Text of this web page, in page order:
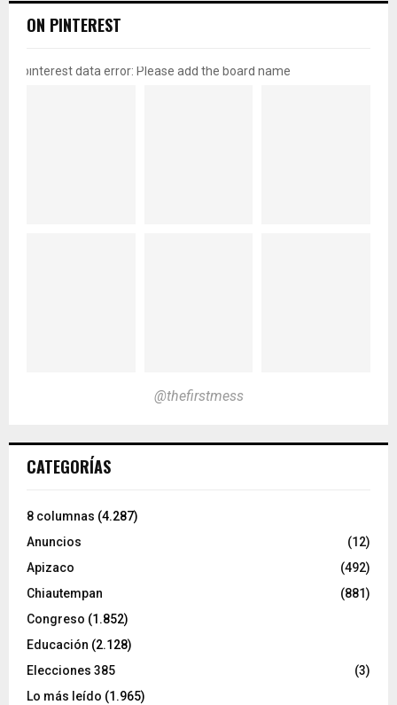
ON PINTEREST
pinterest data error: Please add the board name
@thefirstmess
CATEGORÍAS
8 columnas (4.287)
Anuncios
(12)
Apizaco
(492)
Chiautempan
(881)
Congreso (1.852)
Educación (2.128)
Elecciones 385
(3)
Lo más leído (1.965)